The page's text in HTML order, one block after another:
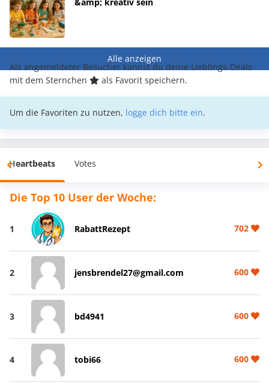
Alle anzeigen
Als angemeldeter Besucher kannst du deine Lieblings-Deals
mit dem Sternchen
als Favorit speichern.
Um die Favoriten zu nutzen, logge dich bitte ein.
Heartbeats Votes
Die Top 10 User der Woche:
1 RabattRezept 702
2 jensbrendel27@gmail.com 600
3 bd4941 600
4 tobi66 600